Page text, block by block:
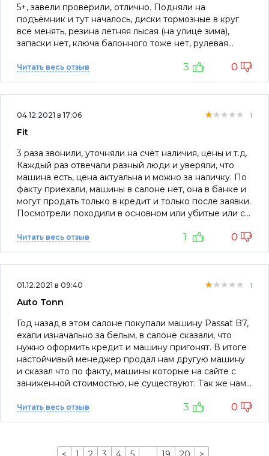
5+, завели проверили, отлично. Подняли на
подъёмник и тут началось, диски тормозные в круг
все менять, резина летняя лысая (на улице зима),
запаски нет, ключа балонного тоже нет, рулевая
габарит (реснички) передний правый не работает,
машина 2015 года в объявлении цена 1599000,
1770000!!!!!! Соответственно мы уехали. Отзывы
отрицательные на официальном сайте не
Читать весь отзыв 3 0
04.12.2021 в 17:06 ★★★★★
★★★★★
★★★★★ 1
Fit
3 раза звонили, уточняли на счёт наличия, цены и т.д.
Каждый раз отвечали разный люди и уверяли, что
машина есть, цена актуальна и можно за наличку. По
факту приехали, машины в салоне нет, она в банке и
могут продать только в кредит и только после заявки.
Посмотрели походили в основном или убитые или с
что реальные машины которые продаются есть
только на авто ру. Так, что думайте сами, стоит ли
Читать весь отзыв 1 0
01.12.2021 в 09:40 ★★★★★
★★★★★
★★★★★ 1
Auto Tonn
Год назад в этом салоне покупали машину Passat B7,
ехали изначально за белым, в салоне сказали, что
нужно оформить кредит и машину пригонят. В итоге
настойчивый менеджер продал нам другую машину
и сказал что по факту, машины которые на сайте с
заниженной стоимостью, не существуют. Так же нам
никто и не перезвонил. Сегодня увидев объявление
suzuki Swift с ценой ниже рыночной, мы 2 раза
Читать весь отзыв 3 0